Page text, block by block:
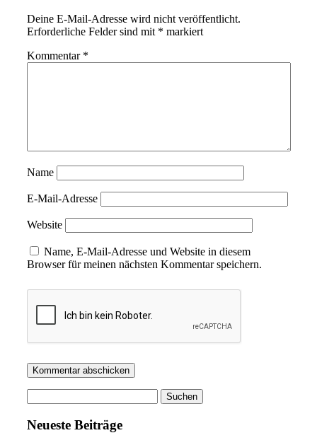
Deine E-Mail-Adresse wird nicht veröffentlicht.
Erforderliche Felder sind mit * markiert
Kommentar *
Name
E-Mail-Adresse
Website
Name, E-Mail-Adresse und Website in diesem
Browser für meinen nächsten Kommentar speichern.
nach:
Neueste Beiträge